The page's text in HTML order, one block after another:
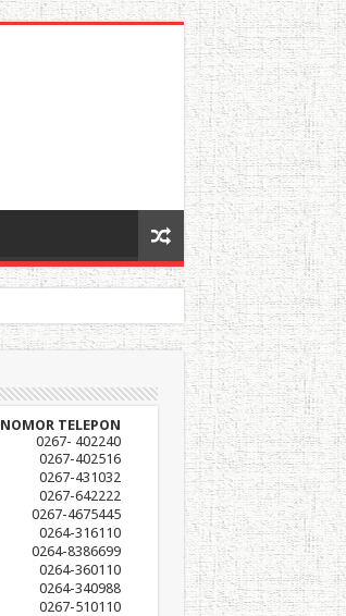
NOMOR TELEPON
0267- 402240
0267-402516
0267-431032
0267-642222
0267-4675445
0264-316110
0264-8386699
0264-360110
0264-340988
0267-510110